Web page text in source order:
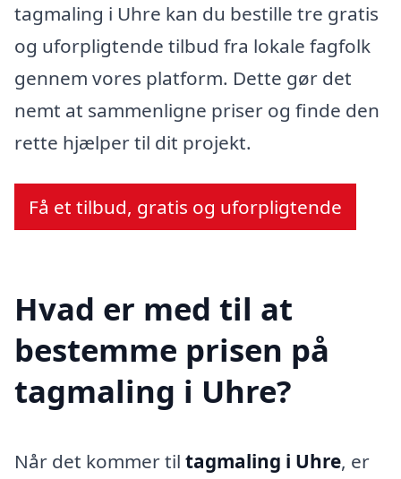
tagmaling i Uhre kan du bestille tre gratis
og uforpligtende tilbud fra lokale fagfolk
gennem vores platform. Dette gør det
nemt at sammenligne priser og finde den
rette hjælper til dit projekt.
Få et tilbud, gratis og uforpligtende
Hvad er med til at
bestemme prisen på
tagmaling i Uhre?
Når det kommer til tagmaling i Uhre, er